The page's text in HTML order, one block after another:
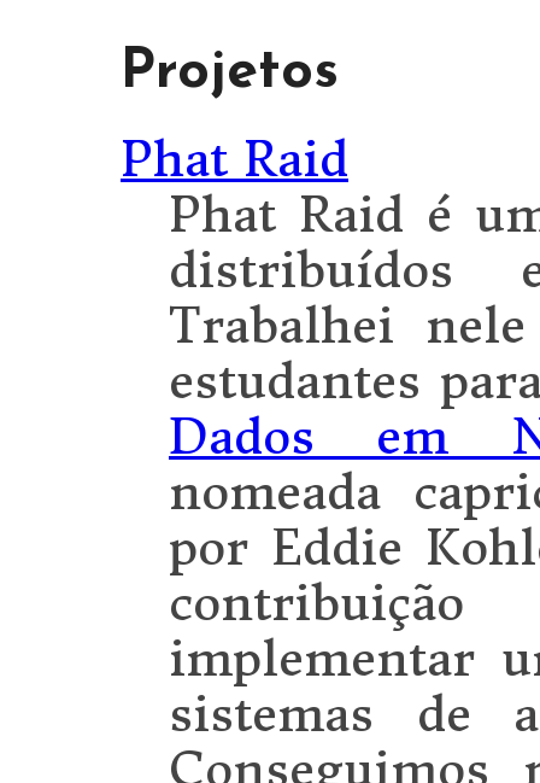
Projetos
Phat Raid
Phat Raid é
distribuídos
Trabalhei
estudantes
Dados em
nomeada
por Eddie
implementar
sistemas de